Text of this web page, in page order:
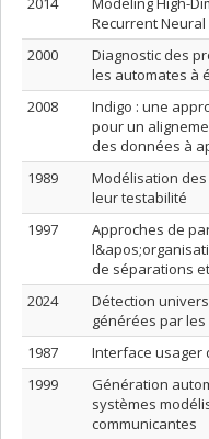
Recurrent
2000
Diagnostic des
les automates à
2008
Indigo : une
pour un
des données à
1989
Modélisation des
leur testabilité
1997
Approches de
de séparations
2024
Détection
générées par
1987
Interface usager
1999
Génération
systèmes
communicantes